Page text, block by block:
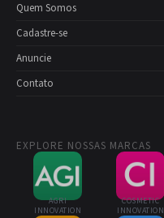
Quem Somos
Cadastre-se
Anuncie
Contato
EXPLORE NOSSAS MARCAS
AGRI
INNOVATION
COSMETIC
INNOVATION